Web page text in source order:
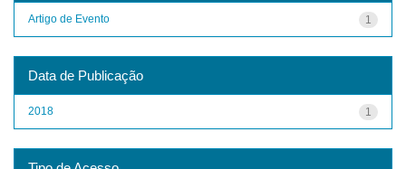
1
Artigo de Evento
Data de Publicação
1
2018